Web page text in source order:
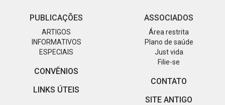
PUBLICAÇÕES
ARTIGOS
INFORMATIVOS
ESPECIAIS
CONVÊNIOS
LINKS ÚTEIS
ASSOCIADOS
Área restrita
Plano de saúde
Just vida
Filie-se
CONTATO
SITE ANTIGO